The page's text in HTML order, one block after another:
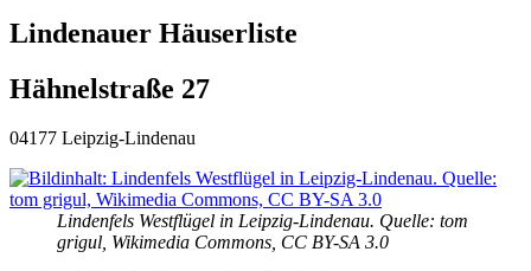
Lindenauer Häuserliste
Hähnelstraße 27
04177 Leipzig-Lindenau
Lindenfels Westflügel in Leipzig-Lindenau. Quelle: tom
grigul, Wikimedia Commons, CC BY-SA 3.0